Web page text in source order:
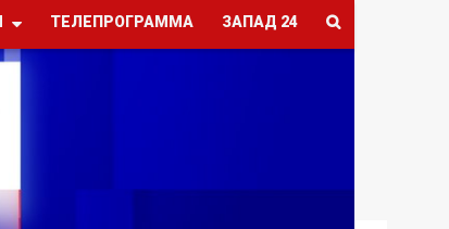
ТЕЛЕПРОГРАММА ЗАПАД 24